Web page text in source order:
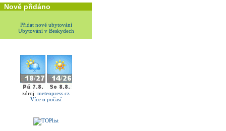
Nově přidáno
Přidat nové ubytování
Ubytování v Beskydech
zdroj: meteopress.cz
Více o počasí